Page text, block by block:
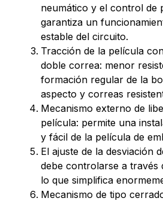
neumático y el control de
garantiza un
estable del circuito.
Tracción de la película
doble correa: menor
formación regular de la
aspecto y correas
Mecanismo externo de
película: permite una
y fácil de la película de
El ajuste de la desviación
debe controlarse a través
lo que simplifica
Mecanismo de tipo